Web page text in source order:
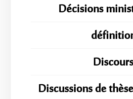
Décisions
Discours
Discussions de